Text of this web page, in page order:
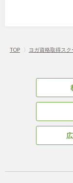
TOP 〉 ヨガ資格取得スク